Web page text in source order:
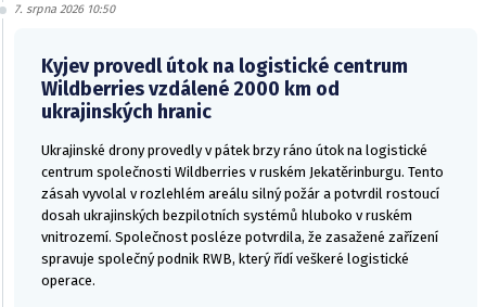
7. srpna 2026 10:50
Kyjev provedl útok na logistické centrum
Wildberries vzdálené 2000 km od
ukrajinských hranic
Ukrajinské drony provedly v pátek brzy ráno útok na logistické
centrum společnosti Wildberries v ruském Jekatěrinburgu. Tento
zásah vyvolal v rozlehlém areálu silný požár a potvrdil rostoucí
dosah ukrajinských bezpilotních systémů hluboko v ruském
vnitrozemí. Společnost posléze potvrdila, že zasažené zařízení
spravuje společný podnik RWB, který řídí veškeré logistické
operace.